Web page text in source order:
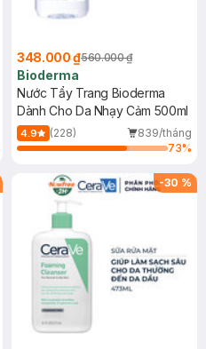
348.000 ₫560.000 ₫
Bioderma
Nước Tẩy Trang Bioderma
Dành Cho Da Nhạy Cảm 500ml
4.9 (228)
839/tháng
73%
-30 %